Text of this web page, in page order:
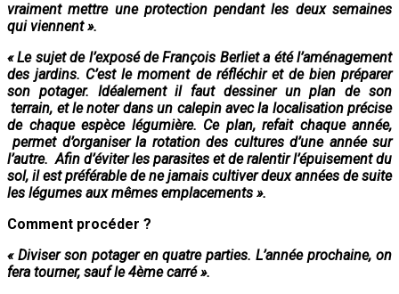
vraiment mettre une protection pendant les deux semaines
qui viennent ».
« Le sujet de l’exposé de François Berliet a été l’aménagement
des jardins. C’est le moment de réfléchir et de bien préparer
son potager. Idéalement il faut dessiner un plan de son
terrain, et le noter dans un calepin avec la localisation précise
de chaque espèce légumière. Ce plan, refait chaque année,
permet d’organiser la rotation des cultures d’une année sur
l’autre. Afin d’éviter les parasites et de ralentir l’épuisement du
sol, il est préférable de ne jamais cultiver deux années de suite
les légumes aux mêmes emplacements ».
Comment procéder ?
« Diviser son potager en quatre parties. L’année prochaine, on
fera tourner, sauf le 4ème carré ».